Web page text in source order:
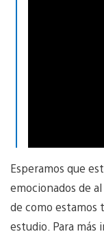
Esperamos que
emocionados de
de como estamos
estudio. Para más